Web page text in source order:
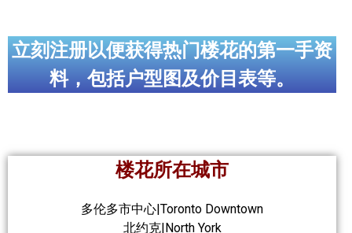
立刻注册以便获得热门楼花的第一手资
料，包括户型图及价目表等。
楼花所在城市
多伦多市中心|Toronto Downtown
北约克|North York